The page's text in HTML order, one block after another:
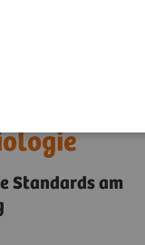
Standards am